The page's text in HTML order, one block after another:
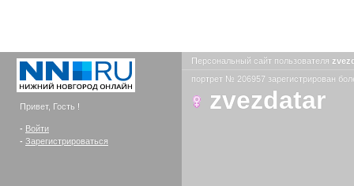
Привет, Гость !
- Войти
- Зарегистрироваться
Персональный сайт пользователя
портрет № 206957 зарегистрирован
zvezdatar